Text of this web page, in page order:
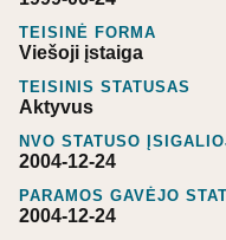
TEISINĖ FORMA
Viešoji įstaiga
TEISINIS STATUSAS
Aktyvus
NVO STATUSO
2004-12-24
PARAMOS GAVĖJO
2004-12-24